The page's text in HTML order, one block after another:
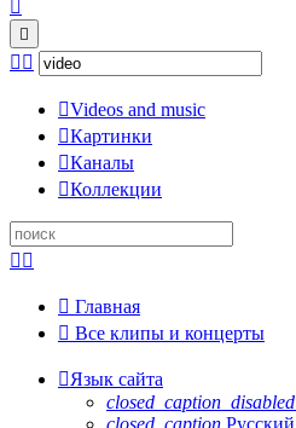


 
Videos and music
Картинки
Каналы
Коллекции
 
 Главная
 Все клипы и концерты
Язык сайта
closed_caption_disabled
closed_caption Русский